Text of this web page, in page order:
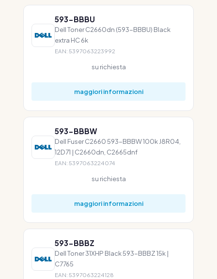
593-BBBU
Dell Toner C2660dn (593-BBBU) Black
extra HC 6k
EAN: 5397063223992
su richiesta
maggiori informazioni
593-BBBW
Dell Fuser C2660 593-BBBW 100k J8R04,
12D71 | C2660dn, C2665dnf
EAN: 5397063224074
su richiesta
maggiori informazioni
593-BBBZ
Dell Toner 31XHP Black 593-BBBZ 15k |
C7765
EAN: 5397063224128